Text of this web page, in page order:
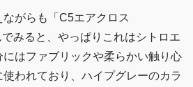
がらも「C5エアクロス
みると、やっぱりこれはシトロエ
はファブリックや柔らかい触り心
われており、ハイプグレーのカラ